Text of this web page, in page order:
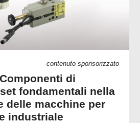
contenuto sponsorizzato
di
fondamentali nella
delle macchine per
industriale